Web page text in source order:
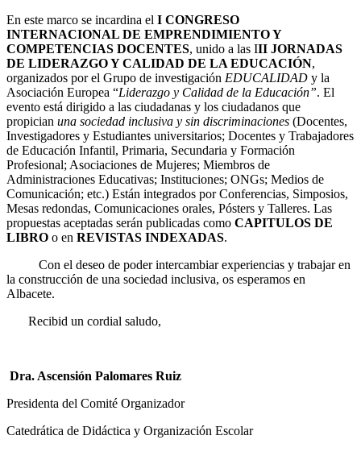
En este marco se incardina el I CONGRESO
INTERNACIONAL DE EMPRENDIMIENTO Y
COMPETENCIAS DOCENTES, unido a las III JORNADAS
DE LIDERAZGO Y CALIDAD DE LA EDUCACIÓN,
organizados por el Grupo de investigación EDUCALIDAD y la
Asociación Europea “Liderazgo y Calidad de la Educación”. El
evento está dirigido a las ciudadanas y los ciudadanos que
propician una sociedad inclusiva y sin discriminaciones (Docentes,
Investigadores y Estudiantes universitarios; Docentes y Trabajadores
de Educación Infantil, Primaria, Secundaria y Formación
Profesional; Asociaciones de Mujeres; Miembros de
Administraciones Educativas; Instituciones; ONGs; Medios de
Comunicación; etc.) Están integrados por Conferencias, Simposios,
Mesas redondas, Comunicaciones orales, Pósters y Talleres. Las
propuestas aceptadas serán publicadas como CAPITULOS DE
LIBRO o en REVISTAS INDEXADAS.
Con el deseo de poder intercambiar experiencias y trabajar en
la construcción de una sociedad inclusiva, os esperamos en
Albacete.
Recibid un cordial saludo,
Dra. Ascensión Palomares Ruiz
Presidenta del Comité Organizador
Catedrática de Didáctica y Organización Escolar